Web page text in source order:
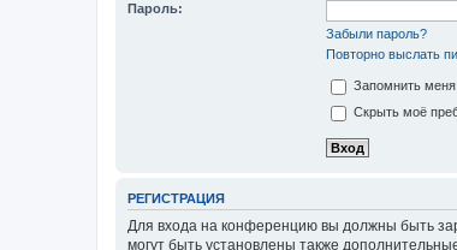
Пароль:
Забыли пароль?
Повторно выслать
Запомнить меня
Скрыть моё
РЕГИСТРАЦИЯ
Для входа на конференцию вы должны быть
могут быть установлены также